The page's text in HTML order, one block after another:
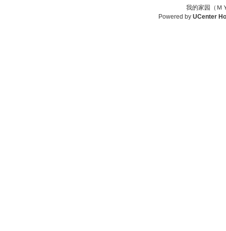
我的家园（
Powered by UCenter